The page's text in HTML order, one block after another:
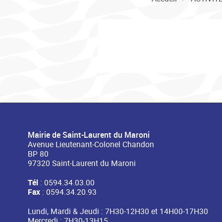
Mairie de Saint-Laurent du Maroni
Avenue Lieutenant-Colonel Chandon
BP 80
97320 Saint-Laurent du Maroni
Tél : 0594.34.03.00
Fax : 0594.34.20.93
Lundi, Mardi & Jeudi : 7H30-12H30 et 14H00-17H30